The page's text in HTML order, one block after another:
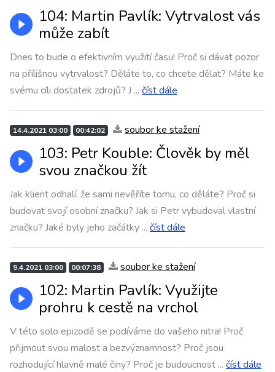
104: Martin Pavlík: Vytrvalost vás
může zabít
Dnes to bude o efektivním využití času! Proč si dávat pozor
na přílišnou vytrvalost? Děláte to, co chcete dělat? Máte ke
svému cíli dostatek zdrojů? J ... číst dále
14.4.2021 03:00 00:42:02 soubor ke stažení
103: Petr Kouble: Člověk by měl
svou značkou žít
Jak klient odhalí, že sami nevěříte tomu, co děláte? Proč si
budovat svojí osobní značku? Jak si Petr vybudoval vlastní
značku? Jaké byly jeho začátky ... číst dále
9.4.2021 03:00 00:07:38 soubor ke stažení
102: Martin Pavlík: Využijte
prohru k cestě na vrchol
V této solo epizodě se podíváme do vašeho nitra! Proč
přijmout svou malost a bezvýznamnost? Proč jsou
rozhodující hlavně malé činy? Proč je budoucnost ... číst dále